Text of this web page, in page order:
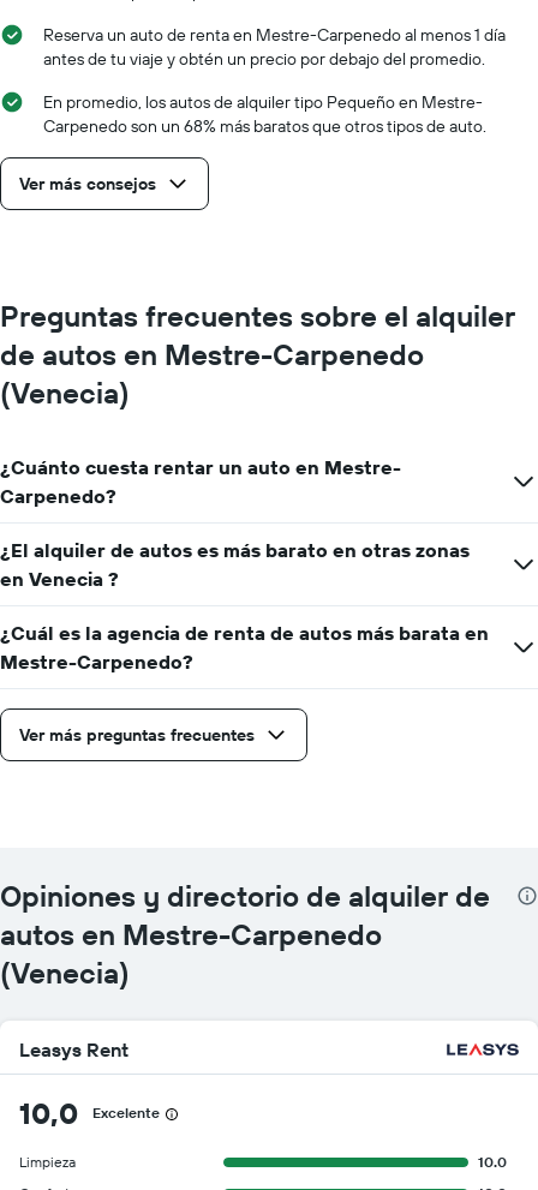
Reserva un auto de renta en Mestre-Carpenedo al menos 1 día
antes de tu viaje y obtén un precio por debajo del promedio.
En promedio, los autos de alquiler tipo Pequeño en Mestre-
Carpenedo son un 68% más baratos que otros tipos de auto.
Ver más consejos
Preguntas frecuentes sobre el alquiler
de autos en Mestre-Carpenedo
(Venecia)
¿Cuánto cuesta rentar un auto en Mestre-
Carpenedo?
¿El alquiler de autos es más barato en otras zonas
en Venecia ?
¿Cuál es la agencia de renta de autos más barata en
Mestre-Carpenedo?
Ver más preguntas frecuentes
Opiniones y directorio de alquiler de
autos en Mestre-Carpenedo
(Venecia)
Leasys Rent
10,0 Excelente
Limpieza
10.0